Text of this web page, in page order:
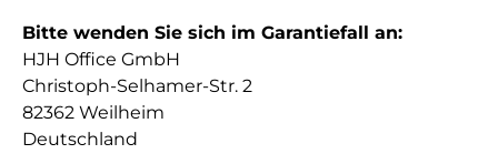
Bitte wenden Sie sich im Garantiefall an:
HJH Office GmbH
Christoph-Selhamer-Str. 2
82362 Weilheim
Deutschland